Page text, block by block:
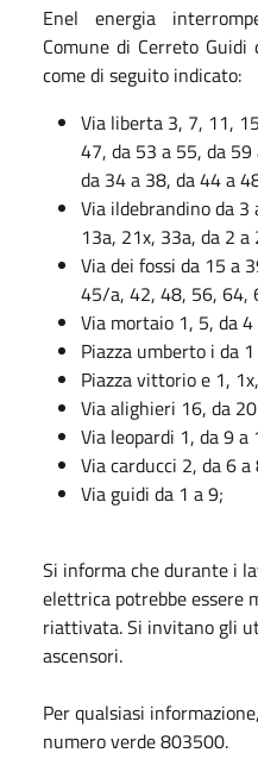
Enel energia
Comune di Cerreto
come di seguito indicato:
Via liberta 3, 7, 11,
47, da 53 a 55, da
da 34 a 38, da 44 a
Via ildebrandino da 3
13a, 21x, 33a, da 2 a
Via dei fossi da 15 a
45/a, 42, 48, 56, 64,
Via mortaio 1, 5, da
Piazza umberto i da
Piazza vittorio e 1,
Via alighieri 16, da
Via leopardi 1, da 9 a
Via carducci 2, da 6 a
Via guidi da 1 a 9;
Si informa che durante i
elettrica potrebbe essere
riattivata. Si invitano gli
ascensori.
Per qualsiasi
numero verde 803500.